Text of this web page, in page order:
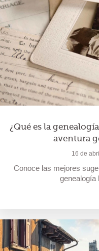
¿Qué es la
aventura
16 de
Conoce las mejores
genealogía